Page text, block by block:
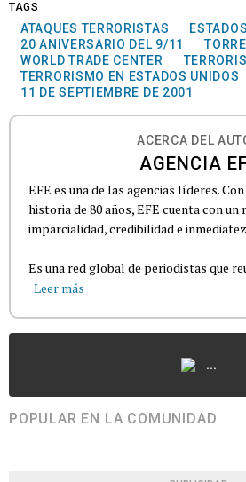
TAGS
ATAQUES TERRORISTAS
20 ANIVERSARIO DEL 9/11
WORLD TRADE CENTER
TERRORISMO EN ESTADOS UNIDOS
11 DE SEPTIEMBRE DE 2001
ACERCA DEL
AGENCIA
EFE es una de las agencias líderes.
historia de 80 años, EFE cuenta con un
imparcialidad, credibilidad e
Es una red global de periodistas que
Leer más
...
POPULAR EN LA COMUNIDAD